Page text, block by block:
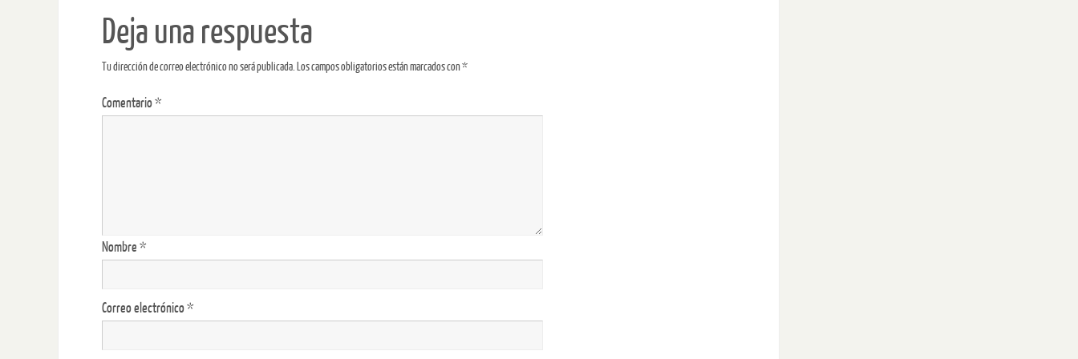
Deja una respuesta
Tu dirección de correo electrónico no será publicada. Los campos obligatorios están marcados con*
Comentario*
Nombre *
Correo electrónico*